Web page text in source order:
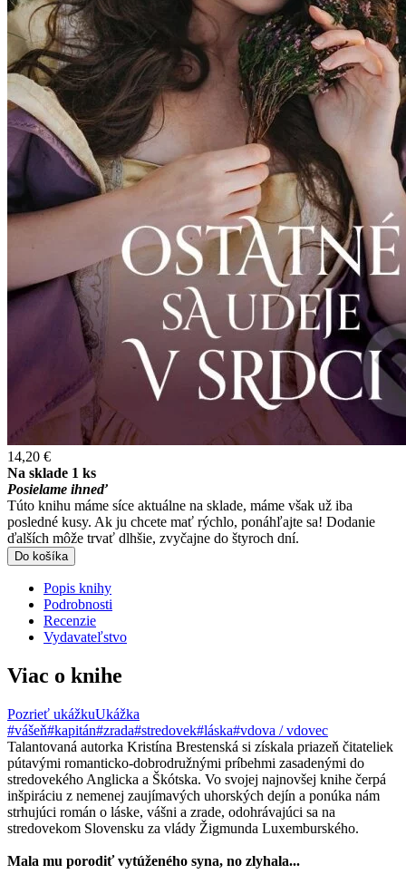
14,20 €
Na sklade 1 ks
Posielame ihneď
Túto knihu máme síce aktuálne na sklade, máme však už iba
posledné kusy. Ak ju chcete mať rýchlo, ponáhľajte sa! Dodanie
ďalších môže trvať dlhšie, zvyčajne do štyroch dní.
Do košíka
Popis knihy
Podrobnosti
Recenzie
Vydavateľstvo
Viac o knihe
Pozrieť ukážkuUkážka
#vášeň#kapitán#zrada#stredovek#láska#vdova / vdovec
Talantovaná autorka Kristína Brestenská si získala priazeň čitateliek
pútavými romanticko-dobrodružnými príbehmi zasadenými do
stredovekého Anglicka a Škótska. Vo svojej najnovšej knihe čerpá
inšpiráciu z nemenej zaujímavých uhorských dejín a ponúka nám
strhujúci román o láske, vášni a zrade, odohrávajúci sa na
stredovekom Slovensku za vlády Žigmunda Luxemburského.
Mala mu porodiť vytúženého syna, no zlyhala...